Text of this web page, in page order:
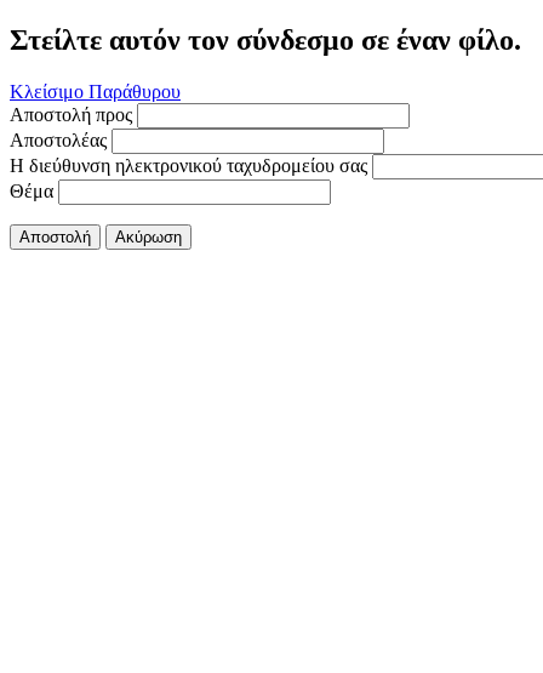
Στείλτε αυτόν τον σύνδεσμο σε έναν φίλο.
Κλείσιμο Παράθυρου
Αποστολή προς
Αποστολέας
Η διεύθυνση ηλεκτρονικού ταχυδρομείου σας
Θέμα
Αποστολή Ακύρωση